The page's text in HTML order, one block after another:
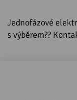
Jednofázové
s výběrem??